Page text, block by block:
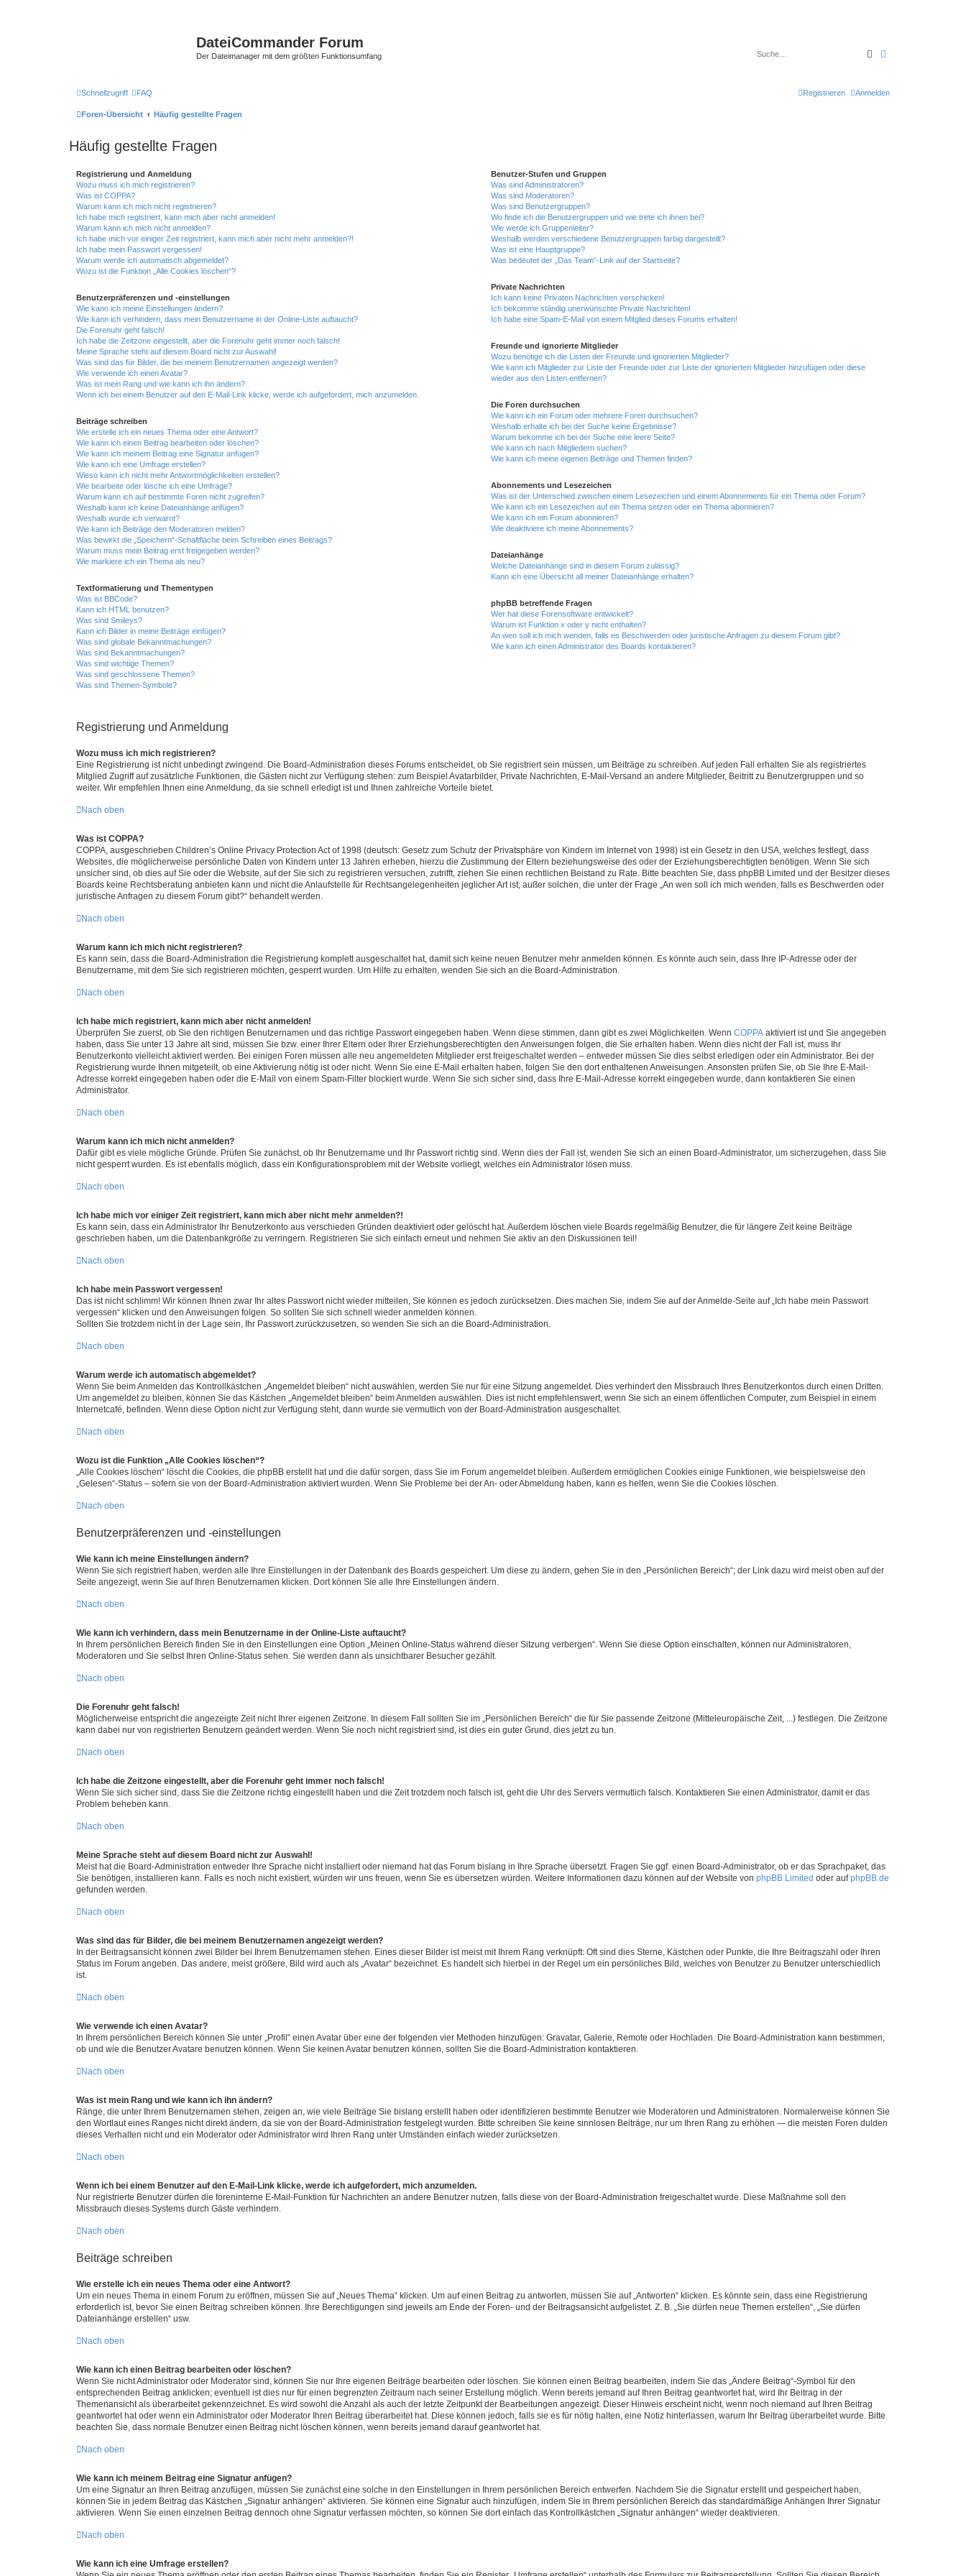
DateiCommander Forum
Der Dateimanager mit dem größten Funktionsumfang Suche
Schnellzugriff FAQ Anmelden
Registrieren
Foren-Übersicht Häufig gestellte Fragen
Häufig gestellte Fragen
Registrierung und Anmeldung
Wozu muss ich mich registrieren?
Was ist COPPA?
Warum kann ich mich nicht registrieren?
Ich habe mich registriert, kann mich aber nicht anmelden!
Warum kann ich mich nicht anmelden?
Ich habe mich vor einiger Zeit registriert, kann mich aber nicht mehr anmelden?!
Ich habe mein Passwort vergessen!
Warum werde ich automatisch abgemeldet?
Wozu ist die Funktion „Alle Cookies löschen“?
Benutzerpräferenzen und -einstellungen
Wie kann ich meine Einstellungen ändern?
Wie kann ich verhindern, dass mein Benutzername in der Online-Liste auftaucht?
Die Forenuhr geht falsch!
Ich habe die Zeitzone eingestellt, aber die Forenuhr geht immer noch falsch!
Meine Sprache steht auf diesem Board nicht zur Auswahl!
Was sind das für Bilder, die bei meinem Benutzernamen angezeigt werden?
Wie verwende ich einen Avatar?
Was ist mein Rang und wie kann ich ihn ändern?
Wenn ich bei einem Benutzer auf den E-Mail-Link klicke, werde ich aufgefordert, mich anzumelden.
Beiträge schreiben
Wie erstelle ich ein neues Thema oder eine Antwort?
Wie kann ich einen Beitrag bearbeiten oder löschen?
Wie kann ich meinem Beitrag eine Signatur anfügen?
Wie kann ich eine Umfrage erstellen?
Wieso kann ich nicht mehr Antwortmöglichkeiten erstellen?
Wie bearbeite oder lösche ich eine Umfrage?
Warum kann ich auf bestimmte Foren nicht zugreifen?
Weshalb kann ich keine Dateianhänge anfügen?
Weshalb wurde ich verwarnt?
Wie kann ich Beiträge den Moderatoren melden?
Was bewirkt die „Speichern“-Schaltfläche beim Schreiben eines Beitrags?
Warum muss mein Beitrag erst freigegeben werden?
Wie markiere ich ein Thema als neu?
Textformatierung und Thementypen
Was ist BBCode?
Kann ich HTML benutzen?
Was sind Smileys?
Kann ich Bilder in meine Beiträge einfügen?
Was sind globale Bekanntmachungen?
Was sind Bekanntmachungen?
Was sind wichtige Themen?
Was sind geschlossene Themen?
Was sind Themen-Symbole?
Benutzer-Stufen und Gruppen
Was sind Administratoren?
Was sind Moderatoren?
Was sind Benutzergruppen?
Wo finde ich die Benutzergruppen und wie trete ich ihnen bei?
Wie werde ich Gruppenleiter?
Weshalb werden verschiedene Benutzergruppen farbig dargestellt?
Was ist eine Hauptgruppe?
Was bedeutet der „Das Team“-Link auf der Startseite?
Private Nachrichten
Ich kann keine Privaten Nachrichten verschicken!
Ich bekomme ständig unerwünschte Private Nachrichten!
Ich habe eine Spam-E-Mail von einem Mitglied dieses Forums erhalten!
Freunde und ignorierte Mitglieder
Wozu benötige ich die Listen der Freunde und ignorierten Mitglieder?
Wie kann ich Mitglieder zur Liste der Freunde oder zur Liste der ignorierten Mitglieder hinzufügen oder diese
wieder aus den Listen entfernen?
Die Foren durchsuchen
Wie kann ich ein Forum oder mehrere Foren durchsuchen?
Weshalb erhalte ich bei der Suche keine Ergebnisse?
Warum bekomme ich bei der Suche eine leere Seite?
Wie kann ich nach Mitgliedern suchen?
Wie kann ich meine eigenen Beiträge und Themen finden?
Abonnements und Lesezeichen
Was ist der Unterschied zwischen einem Lesezeichen und einem Abonnements für ein Thema oder Forum?
Wie kann ich ein Lesezeichen auf ein Thema setzen oder ein Thema abonnieren?
Wie kann ich ein Forum abonnieren?
Wie deaktiviere ich meine Abonnements?
Dateianhänge
Welche Dateianhänge sind in diesem Forum zulässig?
Kann ich eine Übersicht all meiner Dateianhänge erhalten?
phpBB betreffende Fragen
Wer hat diese Forensoftware entwickelt?
Warum ist Funktion x oder y nicht enthalten?
An wen soll ich mich wenden, falls es Beschwerden oder juristische Anfragen zu diesem Forum gibt?
Wie kann ich einen Administrator des Boards kontaktieren?
Registrierung und Anmeldung
Wozu muss ich mich registrieren?
Eine Registrierung ist nicht unbedingt zwingend. Die Board-Administration dieses Forums entscheidet, ob Sie registriert sein müssen, um Beiträge zu schreiben. Auf jeden Fall erhalten Sie als registriertes
Mitglied Zugriff auf zusätzliche Funktionen, die Gästen nicht zur Verfügung stehen: zum Beispiel Avatarbilder, Private Nachrichten, E-Mail-Versand an andere Mitglieder, Beitritt zu Benutzergruppen und so
weiter. Wir empfehlen Ihnen eine Anmeldung, da sie schnell erledigt ist und Ihnen zahlreiche Vorteile bietet.
Nach oben
Was ist COPPA?
COPPA, ausgeschrieben Children’s Online Privacy Protection Act of 1998 (deutsch: Gesetz zum Schutz der Privatsphäre von Kindern im Internet von 1998) ist ein Gesetz in den USA, welches festlegt, dass
Websites, die möglicherweise persönliche Daten von Kindern unter 13 Jahren erheben, hierzu die Zustimmung der Eltern beziehungsweise des oder der Erziehungsberechtigten benötigen. Wenn Sie sich
unsicher sind, ob dies auf Sie oder die Website, auf der Sie sich zu registrieren versuchen, zutrifft, ziehen Sie einen rechtlichen Beistand zu Rate. Bitte beachten Sie, dass phpBB Limited und der Besitzer dieses
Boards keine Rechtsberatung anbieten kann und nicht die Anlaufstelle für Rechtsangelegenheiten jeglicher Art ist; außer solchen, die unter der Frage „An wen soll ich mich wenden, falls es Beschwerden oder
juristische Anfragen zu diesem Forum gibt?“ behandelt werden.
Nach oben
Warum kann ich mich nicht registrieren?
Es kann sein, dass die Board-Administration die Registrierung komplett ausgeschaltet hat, damit sich keine neuen Benutzer mehr anmelden können. Es könnte auch sein, dass Ihre IP-Adresse oder der
Benutzername, mit dem Sie sich registrieren möchten, gesperrt wurden. Um Hilfe zu erhalten, wenden Sie sich an die Board-Administration.
Nach oben
Ich habe mich registriert, kann mich aber nicht anmelden!
Überprüfen Sie zuerst, ob Sie den richtigen Benutzernamen und das richtige Passwort eingegeben haben. Wenn diese stimmen, dann gibt es zwei Möglichkeiten. Wenn COPPA aktiviert ist und Sie angegeben
haben, dass Sie unter 13 Jahre alt sind, müssen Sie bzw. einer Ihrer Eltern oder Ihrer Erziehungsberechtigten den Anweisungen folgen, die Sie erhalten haben. Wenn dies nicht der Fall ist, muss Ihr
Benutzerkonto vielleicht aktiviert werden. Bei einigen Foren müssen alle neu angemeldeten Mitglieder erst freigeschaltet werden – entweder müssen Sie dies selbst erledigen oder ein Administrator. Bei der
Registrierung wurde Ihnen mitgeteilt, ob eine Aktivierung nötig ist oder nicht. Wenn Sie eine E-Mail erhalten haben, folgen Sie den dort enthaltenen Anweisungen. Ansonsten prüfen Sie, ob Sie Ihre E-Mail-
Adresse korrekt eingegeben haben oder die E-Mail von einem Spam-Filter blockiert wurde. Wenn Sie sich sicher sind, dass Ihre E-Mail-Adresse korrekt eingegeben wurde, dann kontaktieren Sie einen
Administrator.
Nach oben
Warum kann ich mich nicht anmelden?
Dafür gibt es viele mögliche Gründe. Prüfen Sie zunächst, ob Ihr Benutzername und Ihr Passwort richtig sind. Wenn dies der Fall ist, wenden Sie sich an einen Board-Administrator, um sicherzugehen, dass Sie
nicht gesperrt wurden. Es ist ebenfalls möglich, dass ein Konfigurationsproblem mit der Website vorliegt, welches ein Administrator lösen muss.
Nach oben
Ich habe mich vor einiger Zeit registriert, kann mich aber nicht mehr anmelden?!
Es kann sein, dass ein Administrator Ihr Benutzerkonto aus verschieden Gründen deaktiviert oder gelöscht hat. Außerdem löschen viele Boards regelmäßig Benutzer, die für längere Zeit keine Beiträge
geschrieben haben, um die Datenbankgröße zu verringern. Registrieren Sie sich einfach erneut und nehmen Sie aktiv an den Diskussionen teil!
Nach oben
Ich habe mein Passwort vergessen!
Das ist nicht schlimm! Wir können Ihnen zwar Ihr altes Passwort nicht wieder mitteilen, Sie können es jedoch zurücksetzen. Dies machen Sie, indem Sie auf der Anmelde-Seite auf „Ich habe mein Passwort
vergessen“ klicken und den Anweisungen folgen. So sollten Sie sich schnell wieder anmelden können.
Sollten Sie trotzdem nicht in der Lage sein, Ihr Passwort zurückzusetzen, so wenden Sie sich an die Board-Administration.
Nach oben
Warum werde ich automatisch abgemeldet?
Wenn Sie beim Anmelden das Kontrollkästchen „Angemeldet bleiben“ nicht auswählen, werden Sie nur für eine Sitzung angemeldet. Dies verhindert den Missbrauch Ihres Benutzerkontos durch einen Dritten.
Um angemeldet zu bleiben, können Sie das Kästchen „Angemeldet bleiben“ beim Anmelden auswählen. Dies ist nicht empfehlenswert, wenn Sie sich an einem öffentlichen Computer, zum Beispiel in einem
Internetcafé, befinden. Wenn diese Option nicht zur Verfügung steht, dann wurde sie vermutlich von der Board-Administration ausgeschaltet.
Nach oben
Wozu ist die Funktion „Alle Cookies löschen“?
„Alle Cookies löschen“ löscht die Cookies, die phpBB erstellt hat und die dafür sorgen, dass Sie im Forum angemeldet bleiben. Außerdem ermöglichen Cookies einige Funktionen, wie beispielsweise den
„Gelesen“-Status – sofern sie von der Board-Administration aktiviert wurden. Wenn Sie Probleme bei der An- oder Abmeldung haben, kann es helfen, wenn Sie die Cookies löschen.
Nach oben
Benutzerpräferenzen und -einstellungen
Wie kann ich meine Einstellungen ändern?
Wenn Sie sich registriert haben, werden alle Ihre Einstellungen in der Datenbank des Boards gespeichert. Um diese zu ändern, gehen Sie in den „Persönlichen Bereich“; der Link dazu wird meist oben auf der
Seite angezeigt, wenn Sie auf Ihren Benutzernamen klicken. Dort können Sie alle Ihre Einstellungen ändern.
Nach oben
Wie kann ich verhindern, dass mein Benutzername in der Online-Liste auftaucht?
In Ihrem persönlichen Bereich finden Sie in den Einstellungen eine Option „Meinen Online-Status während dieser Sitzung verbergen“. Wenn Sie diese Option einschalten, können nur Administratoren,
Moderatoren und Sie selbst Ihren Online-Status sehen. Sie werden dann als unsichtbarer Besucher gezählt.
Nach oben
Die Forenuhr geht falsch!
Möglicherweise entspricht die angezeigte Zeit nicht Ihrer eigenen Zeitzone. In diesem Fall sollten Sie im „Persönlichen Bereich“ die für Sie passende Zeitzone (Mitteleuropäische Zeit, ...) festlegen. Die Zeitzone
kann dabei nur von registrierten Benutzern geändert werden. Wenn Sie noch nicht registriert sind, ist dies ein guter Grund, dies jetzt zu tun.
Nach oben
Ich habe die Zeitzone eingestellt, aber die Forenuhr geht immer noch falsch!
Wenn Sie sich sicher sind, dass Sie die Zeitzone richtig eingestellt haben und die Zeit trotzdem noch falsch ist, geht die Uhr des Servers vermutlich falsch. Kontaktieren Sie einen Administrator, damit er das
Problem beheben kann.
Nach oben
Meine Sprache steht auf diesem Board nicht zur Auswahl!
Meist hat die Board-Administration entweder Ihre Sprache nicht installiert oder niemand hat das Forum bislang in Ihre Sprache übersetzt. Fragen Sie ggf. einen Board-Administrator, ob er das Sprachpaket, das
Sie benötigen, installieren kann. Falls es noch nicht existiert, würden wir uns freuen, wenn Sie es übersetzen würden. Weitere Informationen dazu können auf der Website von phpBB Limited oder aufphpBB.de
gefunden werden.
Nach oben
Was sind das für Bilder, die bei meinem Benutzernamen angezeigt werden?
In der Beitragsansicht können zwei Bilder bei Ihrem Benutzernamen stehen. Eines dieser Bilder ist meist mit Ihrem Rang verknüpft: Oft sind dies Sterne, Kästchen oder Punkte, die Ihre Beitragszahl oder Ihren
Status im Forum angeben. Das andere, meist größere, Bild wird auch als „Avatar“ bezeichnet. Es handelt sich hierbei in der Regel um ein persönliches Bild, welches von Benutzer zu Benutzer unterschiedlich
ist.
Nach oben
Wie verwende ich einen Avatar?
In Ihrem persönlichen Bereich können Sie unter „Profil“ einen Avatar über eine der folgenden vier Methoden hinzufügen: Gravatar, Galerie, Remote oder Hochladen. Die Board-Administration kann bestimmen,
ob und wie die Benutzer Avatare benutzen können. Wenn Sie keinen Avatar benutzen können, sollten Sie die Board-Administration kontaktieren.
Nach oben
Was ist mein Rang und wie kann ich ihn ändern?
Ränge, die unter Ihrem Benutzernamen stehen, zeigen an, wie viele Beiträge Sie bislang erstellt haben oder identifizieren bestimmte Benutzer wie Moderatoren und Administratoren. Normalerweise können Sie
den Wortlaut eines Ranges nicht direkt ändern, da sie von der Board-Administration festgelegt wurden. Bitte schreiben Sie keine sinnlosen Beiträge, nur um Ihren Rang zu erhöhen — die meisten Foren dulden
dieses Verhalten nicht und ein Moderator oder Administrator wird Ihren Rang unter Umständen einfach wieder zurücksetzen.
Nach oben
Wenn ich bei einem Benutzer auf den E-Mail-Link klicke, werde ich aufgefordert, mich anzumelden.
Nur registrierte Benutzer dürfen die foreninterne E-Mail-Funktion für Nachrichten an andere Benutzer nutzen, falls diese von der Board-Administration freigeschaltet wurde. Diese Maßnahme soll den
Missbrauch dieses Systems durch Gäste verhindern.
Nach oben
Beiträge schreiben
Wie erstelle ich ein neues Thema oder eine Antwort?
Um ein neues Thema in einem Forum zu eröffnen, müssen Sie auf „Neues Thema“ klicken. Um auf einen Beitrag zu antworten, müssen Sie auf „Antworten“ klicken. Es könnte sein, dass eine Registrierung
erforderlich ist, bevor Sie einen Beitrag schreiben können. Ihre Berechtigungen sind jeweils am Ende der Foren- und der Beitragsansicht aufgelistet. Z. B. „Sie dürfen neue Themen erstellen“, „Sie dürfen
Dateianhänge erstellen“ usw.
Nach oben
Wie kann ich einen Beitrag bearbeiten oder löschen?
Wenn Sie nicht Administrator oder Moderator sind, können Sie nur Ihre eigenen Beiträge bearbeiten oder löschen. Sie können einen Beitrag bearbeiten, indem Sie das „Ändere Beitrag“-Symbol für den
entsprechenden Beitrag anklicken; eventuell ist dies nur für einen begrenzten Zeitraum nach seiner Erstellung möglich. Wenn bereits jemand auf Ihren Beitrag geantwortet hat, wird Ihr Beitrag in der
Themenansicht als überarbeitet gekennzeichnet. Es wird sowohl die Anzahl als auch der letzte Zeitpunkt der Bearbeitungen angezeigt. Dieser Hinweis erscheint nicht, wenn noch niemand auf Ihren Beitrag
geantwortet hat oder wenn ein Administrator oder Moderator Ihren Beitrag überarbeitet hat. Diese können jedoch, falls sie es für nötig halten, eine Notiz hinterlassen, warum Ihr Beitrag überarbeitet wurde. Bitte
beachten Sie, dass normale Benutzer einen Beitrag nicht löschen können, wenn bereits jemand darauf geantwortet hat.
Nach oben
Wie kann ich meinem Beitrag eine Signatur anfügen?
Um eine Signatur an Ihren Beitrag anzufügen, müssen Sie zunächst eine solche in den Einstellungen in Ihrem persönlichen Bereich entwerfen. Nachdem Sie die Signatur erstellt und gespeichert haben,
können Sie in jedem Beitrag das Kästchen „Signatur anhängen“ aktivieren. Sie können eine Signatur auch hinzufügen, indem Sie in Ihrem persönlichen Bereich das standardmäßige Anhängen Ihrer Signatur
aktivieren. Wenn Sie einen einzelnen Beitrag dennoch ohne Signatur verfassen möchten, so können Sie dort einfach das Kontrollkästchen „Signatur anhängen“ wieder deaktivieren.
Nach oben
Wie kann ich eine Umfrage erstellen?